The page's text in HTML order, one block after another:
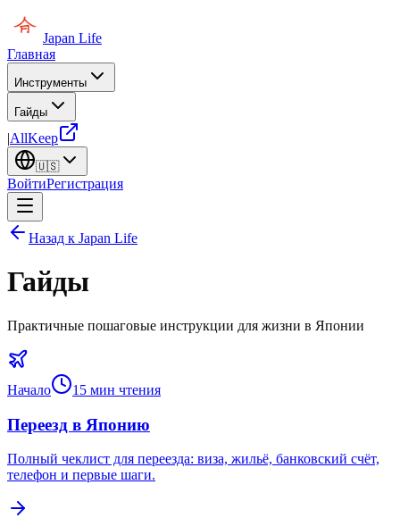
Japan Life
Главная
Инструменты
Гайды
|AllKeep
🇺🇸
ВойтиРегистрация
Назад к Japan Life
Гайды
Практичные пошаговые инструкции для жизни в Японии
Начало 15 мин чтения
Переезд в Японию
Полный чеклист для переезда: виза, жильё, банковский счёт,
телефон и первые шаги.